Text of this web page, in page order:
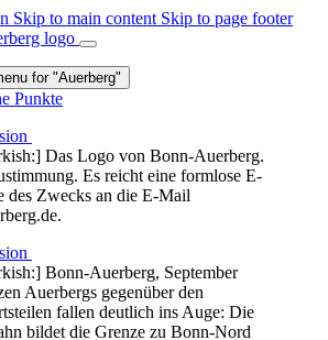
Skip to main content Skip to page footer
for "Auerberg"
Punkte
Das Logo von Bonn-Auerberg.
Es reicht eine formlose E-
des Zwecks an die E-Mail
Bonn-Auerberg, September
Auerbergs gegenüber den
fallen deutlich ins Auge: Die
bildet die Grenze zu Bonn-Nord